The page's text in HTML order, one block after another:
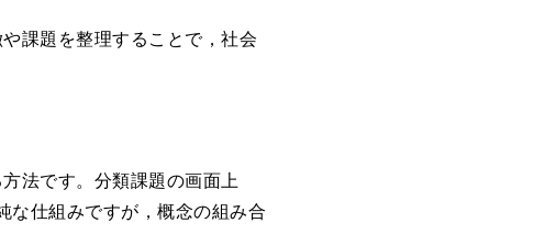
課題を整理することで，社会
法です。分類課題の画面上
な仕組みですが，概念の組み合